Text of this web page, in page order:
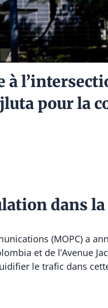
pour la
dans
(MOPC) a
et de l’Avenue
le trafic dans